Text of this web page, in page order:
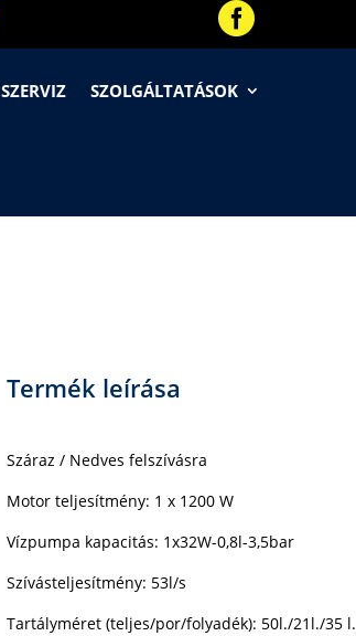

SZERVIZ SZOLGÁLTATÁSOK
Termék leírása
Száraz / Nedves felszívásra
Motor teljesítmény: 1 x 1200 W
Vízpumpa kapacitás: 1x32W-0,8l-3,5bar
Szívásteljesítmény: 53l/s
Tartályméret (teljes/por/folyadék): 50l./21l./35 l.